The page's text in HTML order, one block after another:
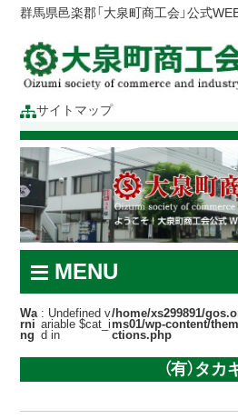
群馬県邑楽郡「大泉町商工会」公式
サイトマップ
MENU
Wa
rni
ng
: Undefined v
ariable $cat_i
d in
/home/xs299891/
ms01/wp-content/
ctions.php
（有）タカ